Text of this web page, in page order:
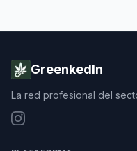
GreenkedIn
La red profesional del